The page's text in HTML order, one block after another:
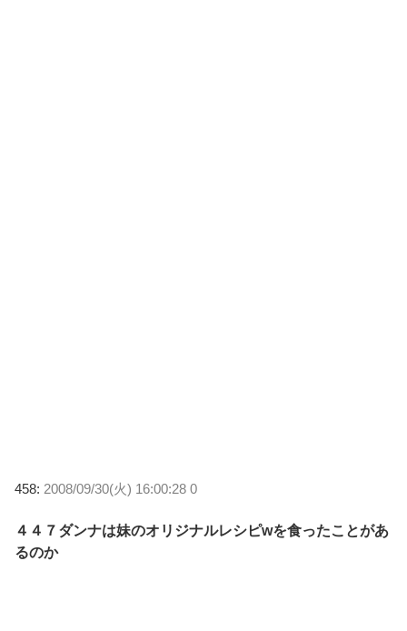
458: 2008/09/30(火) 16:00:28 0
４４７ダンナは妹のオリジナルレシピwを食ったことがあ
るのか